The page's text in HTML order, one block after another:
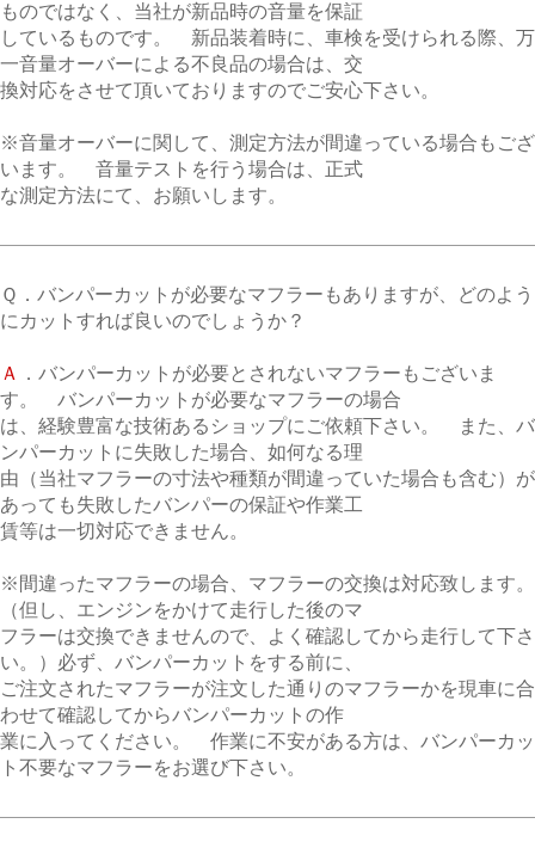
ものではなく、当社が新品時の音量を保証
しているものです。 新品装着時に、車検を受けられる際、万
一音量オーバーによる不良品の場合は、交
換対応をさせて頂いておりますのでご安心下さい。
※音量オーバーに関して、測定方法が間違っている場合もござ
います。 音量テストを行う場合は、正式
な測定方法にて、お願いします。
Ｑ．バンパーカットが必要なマフラーもありますが、どのよう
にカットすれば良いのでしょうか？
Ａ
．バンパーカットが必要とされないマフラーもございま
す。 バンパーカットが必要なマフラーの場合
は、経験豊富な技術あるショップにご依頼下さい。 また、バ
ンパーカットに失敗した場合、如何なる理
由（当社マフラーの寸法や種類が間違っていた場合も含む）が
あっても失敗したバンパーの保証や作業工
賃等は一切対応できません。
※間違ったマフラーの場合、マフラーの交換は対応致します。
（但し、エンジンをかけて走行した後のマ
フラーは交換できませんので、よく確認してから走行して下さ
い。）必ず、バンパーカットをする前に、
ご注文されたマフラーが注文した通りのマフラーかを現車に合
わせて確認してからバンパーカットの作
業に入ってください。 作業に不安がある方は、バンパーカッ
ト不要なマフラーをお選び下さい。